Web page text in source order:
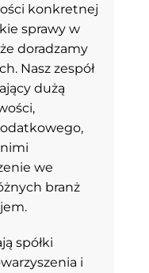
konkretnej
sprawy w
doradzamy
Nasz zespół
dużą
we
branż
spółki
i